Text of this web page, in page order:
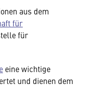
aus dem
für
für
eine wichtige
und dienen dem